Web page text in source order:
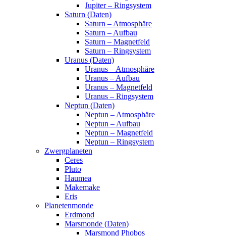
Jupiter – Ringsystem
Saturn (Daten)
Saturn – Atmosphäre
Saturn – Aufbau
Saturn – Magnetfeld
Saturn – Ringsystem
Uranus (Daten)
Uranus – Atmosphäre
Uranus – Aufbau
Uranus – Magnetfeld
Uranus – Ringsystem
Neptun (Daten)
Neptun – Atmosphäre
Neptun – Aufbau
Neptun – Magnetfeld
Neptun – Ringsystem
Zwergplaneten
Ceres
Pluto
Haumea
Makemake
Eris
Planetenmonde
Erdmond
Marsmonde (Daten)
Marsmond Phobos